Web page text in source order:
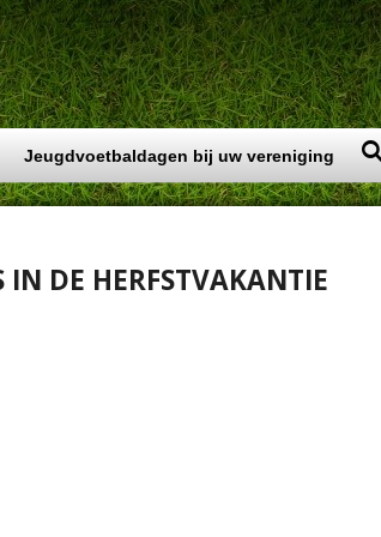
Jeugdvoetbaldagen bij uw vereniging
IN DE HERFSTVAKANTIE